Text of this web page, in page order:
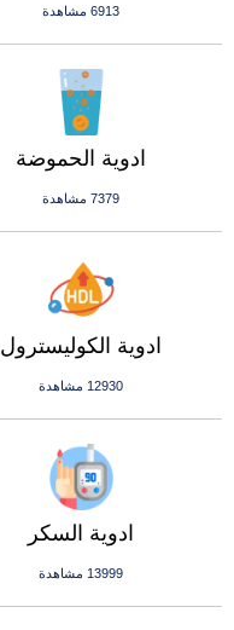
6913 مشاهدة
ادوية الحموضة
7379 مشاهدة
ادوية الكوليسترول
12930 مشاهدة
ادوية السكر
13999 مشاهدة